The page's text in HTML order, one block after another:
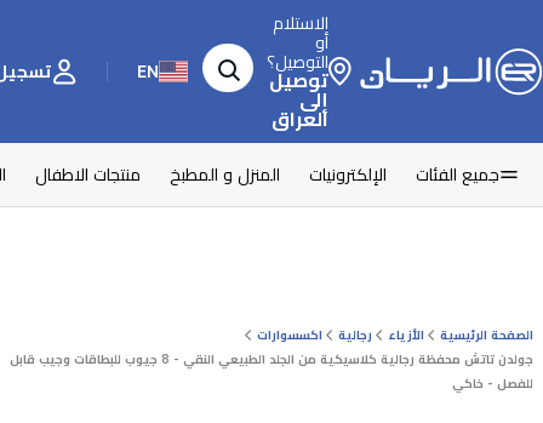
الاستلام
أو
التوصيل؟
توصيل
إلى
العراق
EN تسجيل
جميع الفئات الإلكترونيات المنزل و المطبخ منتجات الاطفال
الصفحة الرئيسية الأزياء رجالية
اكسسوارات
جولدن تاتش محفظة رجالية كلاسيكية من الجلد الطبيعي النقي - 8 جيوب للبطاقات وجيب قابل
للفصل - خاكي